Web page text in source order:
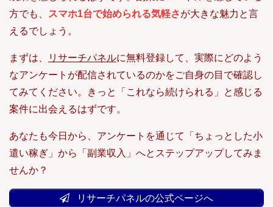
方でも、
スマホ1台で始められる気軽さが大きな魅力と言
えるでしょう。
まずは、 リサーチパネルに無料登録して、実際にどのよう
なアンケートが配信されているのかをご自身の目で確認し
てみてください。きっと「これなら続けられる」と感じる
案件に出会えるはずです。
あなたも今日から、アンケートを通じて「ちょっとした小
遣い稼ぎ」から「副業収入」へとステップアップしてみま
せんか？
リサーチパネルの公式ページへ